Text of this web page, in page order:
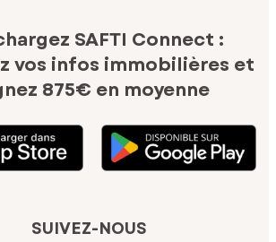
SAFTI Connect :
vos infos immobilières et
875€ en moyenne
SUIVEZ-NOUS